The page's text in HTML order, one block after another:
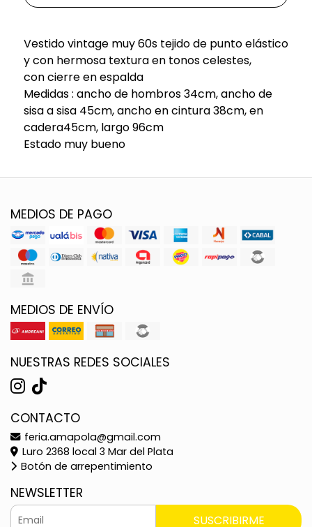
Vestido vintage muy 60s tejido de punto elástico
y con hermosa textura en tonos celestes,
con cierre en espalda
Medidas : ancho de hombros 34cm, ancho de
sisa a sisa 45cm, ancho en cintura 38cm, en
cadera45cm, largo 96cm
Estado muy bueno
MEDIOS DE PAGO
MEDIOS DE ENVÍO
NUESTRAS REDES SOCIALES
CONTACTO
feria.amapola@gmail.com
Luro 2368 local 3 Mar del Plata
Botón de arrepentimiento
NEWSLETTER
SUSCRIBIRME